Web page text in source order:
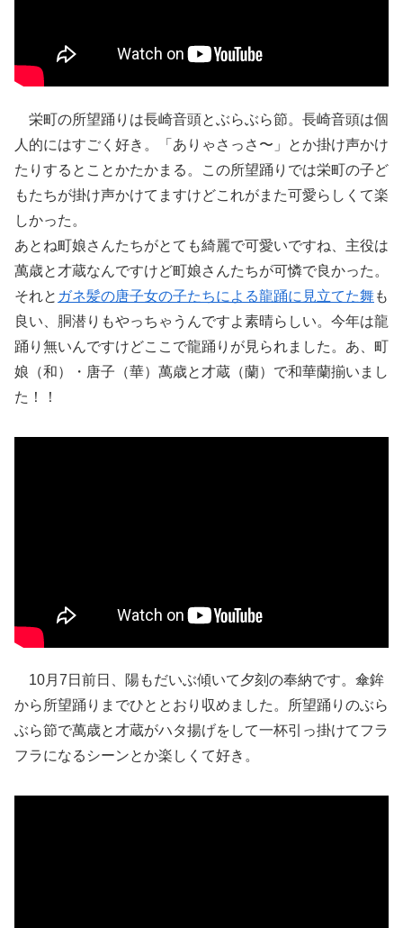
栄町の所望踊りは長崎音頭とぶらぶら節。長崎音頭は個
人的にはすごく好き。「ありゃさっさ〜」とか掛け声かけ
たりするとことかたかまる。この所望踊りでは栄町の子ど
もたちが掛け声かけてますけどこれがまた可愛らしくて楽
しかった。
あとね町娘さんたちがとても綺麗で可愛いですね、主役は
萬歳と才蔵なんですけど町娘さんたちが可憐で良かった。
それと ガネ髪の唐子女の子たちによる龍踊に見立てた舞も
良い、胴潜りもやっちゃうんですよ素晴らしい。今年は龍
踊り無いんですけどここで龍踊りが見られました。あ、町
娘（和）・唐子（華）萬歳と才蔵（蘭）で和華蘭揃いまし
た！！
10月7日前日、陽もだいぶ傾いて夕刻の奉納です。傘鉾
から所望踊りまでひととおり収めました。所望踊りのぶら
ぶら節で萬歳と才蔵がハタ揚げをして一杯引っ掛けてフラ
フラになるシーンとか楽しくて好き。